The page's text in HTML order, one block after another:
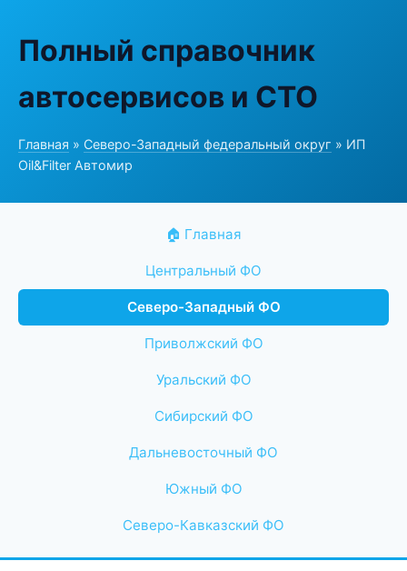
Полный справочник
автосервисов и СТО
Главная » Северо-Западный федеральный округ » ИП
Oil&Filter Автомир
🏠 Главная
Центральный ФО
Северо-Западный ФО
Приволжский ФО
Уральский ФО
Сибирский ФО
Дальневосточный ФО
Южный ФО
Северо-Кавказский ФО